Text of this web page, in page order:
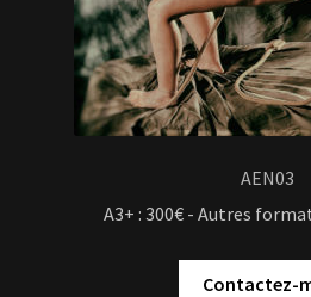
AEN03
A3+ : 300€ - Autres
Contactez-